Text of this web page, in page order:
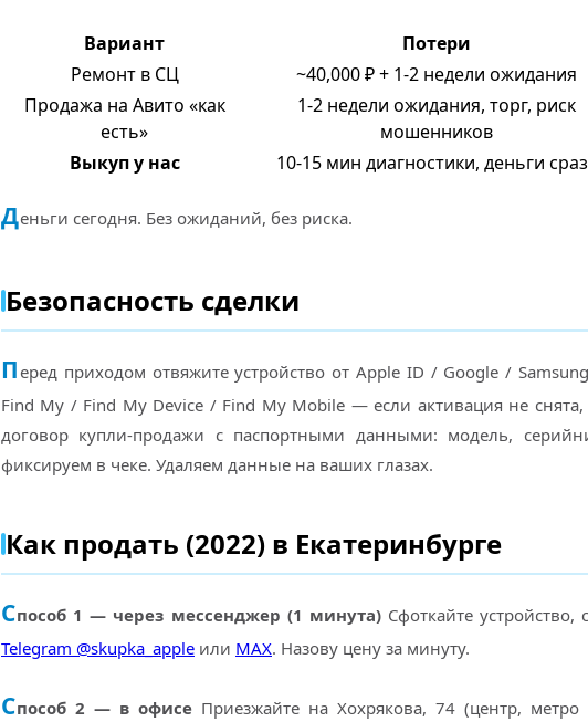
Вариант Потери
Ремонт в СЦ
~40,000 ₽ + 1-2 недели ожидания
Продажа на Авито «как
есть»
1-2 недели ожидания, торг, риск
мошенников
Выкуп у нас
10-15 мин диагностики, деньги
Деньги сегодня. Без ожиданий, без риска.
Безопасность сделки
П еред приходом отвяжите устройство от Apple ID / Google /
Find My / Find My Device / Find My Mobile — если активация не
договор купли-продажи с паспортными данными: модель,
фиксируем в чеке. Удаляем данные на ваших глазах.
Как продать (2022) в Екатеринбурге
Способ 1 — через мессенджер (1 минута)Сфоткайте
Telegram @skupka_apple или MAX. Назову цену за минуту.
Способ 2 — в офисе Приезжайте на Хохрякова, 74 (центр, метро